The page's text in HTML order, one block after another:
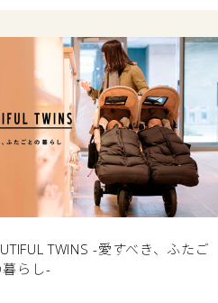
TWINS -愛すべき、ふたご
暮らし-